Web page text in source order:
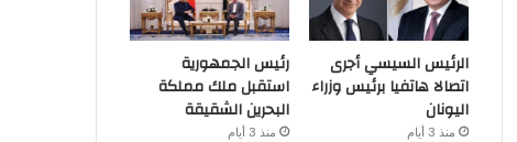
الرئيس السيسي أجرى
اتصالا هاتفيا برئيس وزراء
اليونان
منذ 3 أيام
رئيس الجمهورية
استقبل ملك مملكة
البحرين الشقيقة
منذ 3 أيام